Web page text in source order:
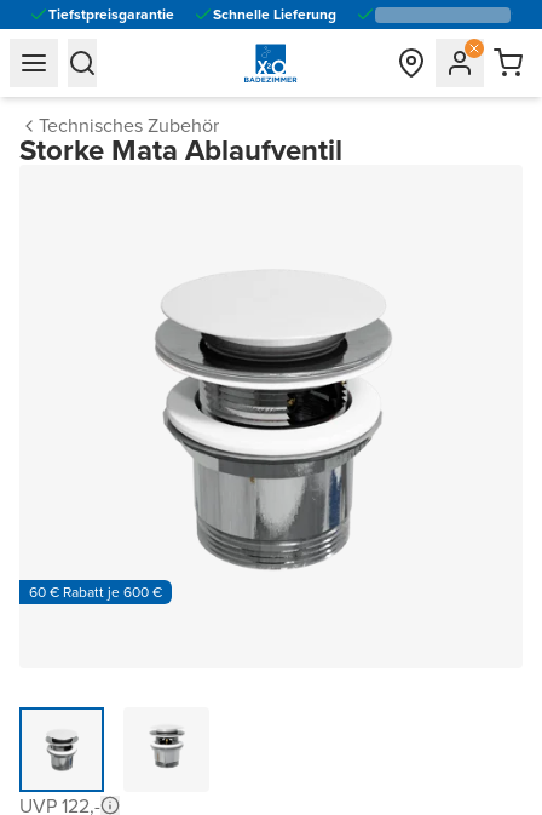
Tiefstpreisgarantie Schnelle Lieferung
general.navigation.toggle_menu.label
general.navigation.toggle_menu.label
Technisches Zubehör
Storke Mata Ablaufventil
60 € Rabatt je 600 €
UVP 122,-